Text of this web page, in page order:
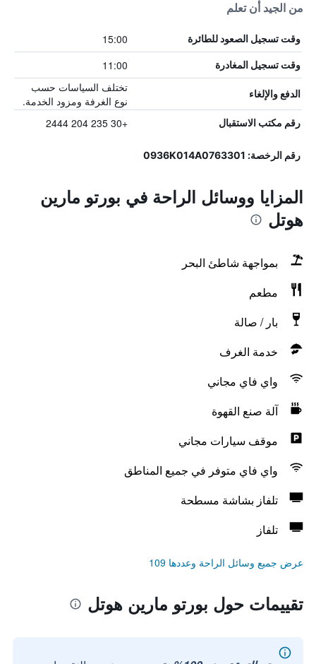
من الجيد أن تعلم
وقت تسجيل الصعود للطائرة 15:00
وقت تسجيل المغادرة 11:00
الدفع والإلغاء
تختلف السياسات حسب
نوع الغرفة ومزود الخدمة.
رقم مكتب الاستقبال +30 235 204 2444
رقم الرخصة: 0936K014A0763301
المزايا ووسائل الراحة في بورتو مارين
هوتل
بمواجهة شاطئ البحر
مطعم
بار / صالة
خدمة الغرف
واي فاي مجاني
آلة صنع القهوة
موقف سيارات مجاني
واي فاي متوفر في جميع المناطق
تلفاز بشاشة مسطحة
تلفاز
عرض جميع وسائل الراحة وعددها 109
تقييمات حول بورتو مارين هوتل